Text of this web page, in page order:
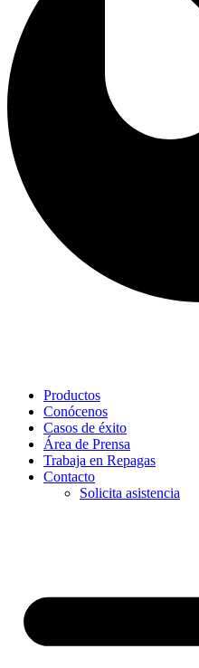
Productos
Conócenos
Casos de éxito
Área de Prensa
Trabaja en Repagas
Contacto
Solicita asistencia